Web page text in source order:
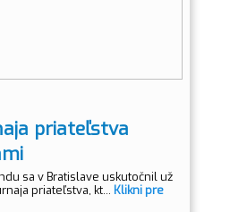
priateľstva
sa v Bratislave uskutočnil už
priateľstva, kt... Klikni pre